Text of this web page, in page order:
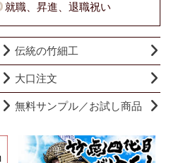
就職、昇進、退職祝い
伝統の竹細工
大口注文
無料サンプル／お試し商品